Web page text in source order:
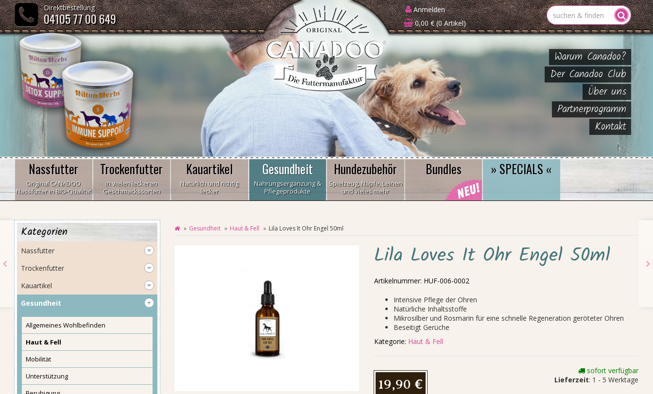
Direktbestellung
04105 77 00 649
Anmelden
0,00 € (0 Artikel)
Warum Canadoo?
Der Canadoo Club
Über uns
Partnerprogramm
Kontakt
Nassfutter
Original CANADOO
Nassfutter in BIO-Qualität
Trockenfutter
In vielen leckeren
Geschmackssorten
Kauartikel
Natürlich und richtig
lecker
Gesundheit
Nahrungsergänzung &
Pflegeprodukte
Hundezubehör
Spielzeug, Näpfe, Leinen
und vieles mehr
Bundles » SPECIALS «
Gesundheit Haut & Fell Lila Loves It Ohr Engel 50ml
Lila Loves It Ohr Engel 50ml
Artikelnummer: HUF-006-0002
Intensive Pflege der Ohren
Natürliche Inhaltsstoffe
Mikrosilber und Rosmarin für eine schnelle Regeneration geröteter Ohren
Beseitigt Gerüche
Kategorie: Haut & Fell
19,90 €
sofort verfügbar
Lieferzeit: 1 - 5 Werktage
Kategorien
Nassfutter
Trockenfutter
Kauartikel
Gesundheit
Allgemeines Wohlbefinden
Haut & Fell
Mobilität
Unterstützung